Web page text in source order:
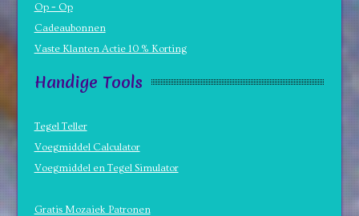
Op = Op
Cadeaubonnen
Vaste Klanten Actie 10 % Korting
Handige Tools
Tegel Teller
Voegmiddel Calculator
Voegmiddel en Tegel Simulator
Gratis Mozaiek Patronen